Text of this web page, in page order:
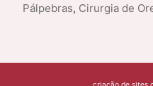
Pálpebras, Cirurgia de